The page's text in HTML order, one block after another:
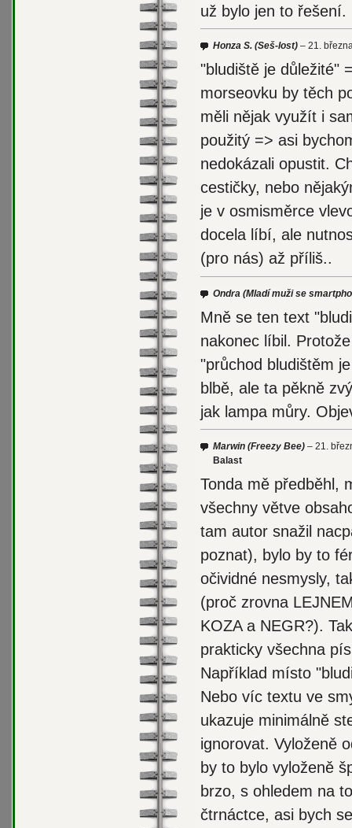
už bylo jen to řešení.
Honza S. (Seš-lost) 21.
"bludiště je důležité"
morseovku by těch
měli nějak využít i
použitý => asi
nedokázali opustit.
cestičky, nebo
je v osmisměrce
docela líbí, ale
(pro nás) až příliš..
Ondra (Mladí muži se
Mně se ten text
nakonec líbil.
"průchod bludištěm
blbě, ale ta pěkně
jak lampa můry.
Marwin (Freezy Bee)
21.
Balast
Tonda mě předběhl,
všechny větve
tam autor snažil
poznat), bylo by to
očividné nesmysly,
(proč zrovna
KOZA a NEGR?).
prakticky všechna
Například místo
Nebo víc textu ve
ukazuje minimálně
ignorovat. Vyloženě
by to bylo vyloženě
brzo, s ohledem na
čtrnáctce, asi bych